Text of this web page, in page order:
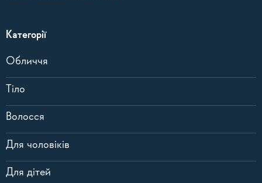
Категорії
Обличчя
Тіло
Волосся
Для чоловіків
Для дітей